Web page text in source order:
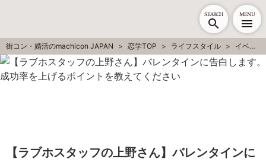
SEARCH MENU
街コン・婚活のmachicon JAPAN 恋学TOP ライフスタイル イベント
【ラブホスタッフの上野さん】バレンタインに